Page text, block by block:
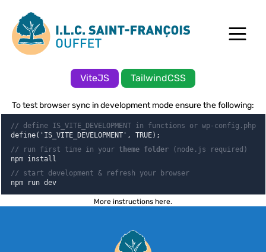
Passer au contenu
Wordpress Theme rapid development using
Vite & Tailwindcss
ViteJS TailwindCSS
To test browser sync in development mode ensure the following:
// define IS_VITE_DEVELOPMENT in functions or wp-config.php
define('IS_VITE_DEVELOPMENT', TRUE);
// run first time in your theme folder(node.js required)
npm install
// start development & refresh your browser
npm run dev
More instructions here.